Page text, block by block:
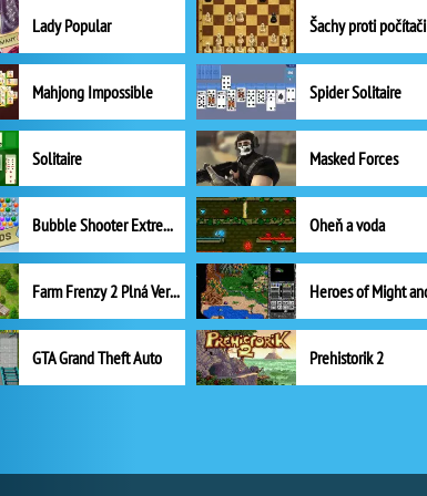
Lady Popular Šachy proti počítači
Mahjong Impossible Spider Solitaire
Solitaire Masked Forces
Bubble Shooter Extreme Oheň a voda
Farm Frenzy 2 Plná Verze
GTA Grand Theft Auto Prehistorik 2